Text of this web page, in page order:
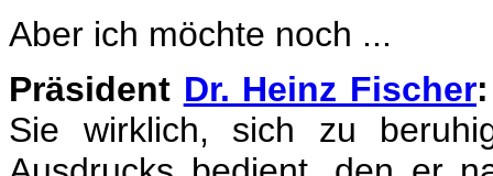
Aber ich möchte noch ...
Präsident Dr. Heinz Fischer:
Sie wirklich, sich zu